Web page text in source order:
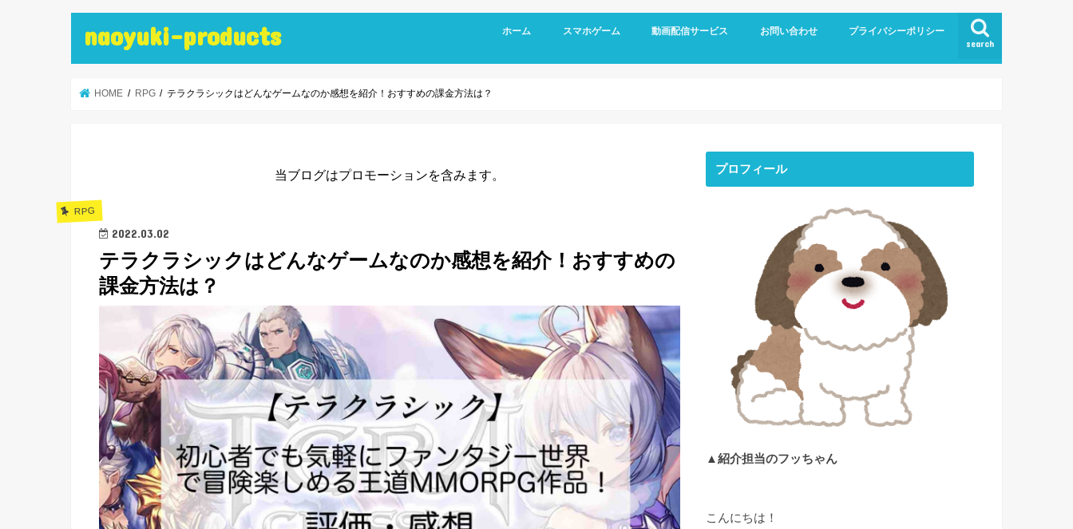
naoyuki-products search
ホーム スマホゲーム
RPG
アクション
シミュレーション
パズル
スポーツ
リズムゲーム
動画配信サービス お問い合わせ プライバシーポリシー
HOME RPG テラクラシックはどんなゲームなのか感想を紹介！おすすめの課金方法は？
当ブログはプロモーションを含みます。
RPG
2022.03.02
テラクラシックはどんなゲームなのか感想を紹介！おすすめの
課金方法は？
プロフィール
▲紹介担当のフッちゃん
こんにちは！